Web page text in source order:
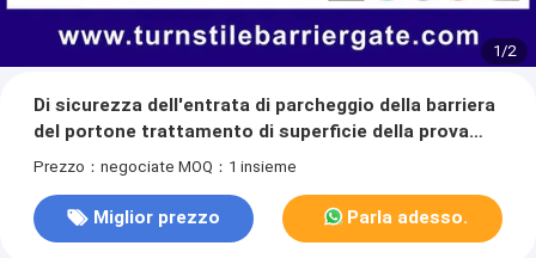
1/2
Di sicurezza dell'entrata di parcheggio della barriera
del portone trattamento di superficie della prova
ultravioletta automatica in pieno
Prezzo：negociate MOQ：1 insieme
Miglior prezzo Parla adesso.